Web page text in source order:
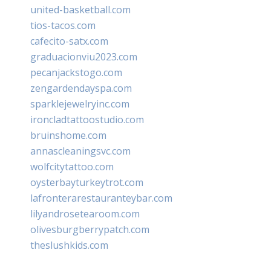
united-basketball.com
tios-tacos.com
cafecito-satx.com
graduacionviu2023.com
pecanjackstogo.com
zengardendayspa.com
sparklejewelryinc.com
ironcladtattoostudio.com
bruinshome.com
annascleaningsvc.com
wolfcitytattoo.com
oysterbayturkeytrot.com
lafronterarestauranteybar.com
lilyandrosetearoom.com
olivesburgberrypatch.com
theslushkids.com